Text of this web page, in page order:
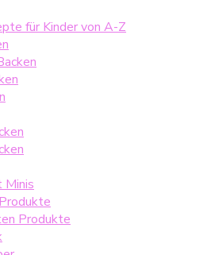
für Kinder von A-Z
Minis
Produkte